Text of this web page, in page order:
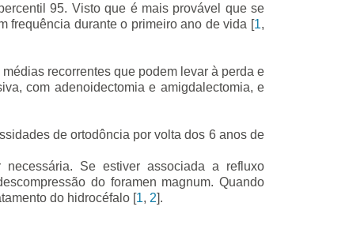
95. Visto que é mais provável que se
frequência durante o primeiro ano de vida [1,
recorrentes que podem levar à perda e
com adenoidectomia e amigdalectomia, e
de ortodôncia por volta dos 6 anos de
Se estiver associada a refluxo
do foramen magnum. Quando
do hidrocéfalo [1, 2].